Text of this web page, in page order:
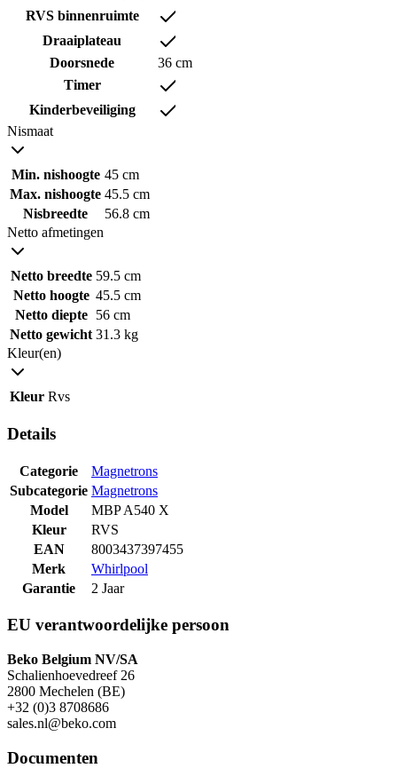
RVS binnenruimte
Draaiplateau
Doorsnede
36 cm
Timer
Kinderbeveiliging
Nismaat
Min. nishoogte 45 cm
Max. nishoogte 45.5 cm
Nisbreedte
56.8 cm
Netto afmetingen
Netto breedte 59.5 cm
Netto hoogte 45.5 cm
Netto diepte
56 cm
Netto gewicht 31.3 kg
Kleur(en)
Kleur Rvs
Details
Categorie
Magnetrons
Subcategorie Magnetrons
Model
MBP A540 X
Kleur
RVS
EAN
8003437397455
Merk
Whirlpool
Garantie
2 Jaar
EU verantwoordelijke persoon
Beko Belgium NV/SA
Schalienhoevedreef 26
2800 Mechelen (BE)
+32 (0)3 8708686
sales.nl@beko.com
Documenten